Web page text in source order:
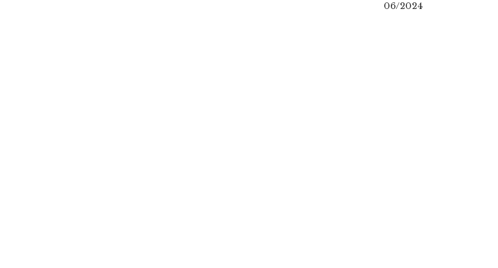
06/2024